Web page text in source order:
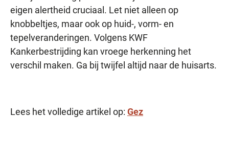
eigen alertheid cruciaal. Let niet alleen op
knobbeltjes, maar ook op huid-, vorm- en
tepelveranderingen. Volgens KWF
Kankerbestrijding kan vroege herkenning het
verschil maken. Ga bij twijfel altijd naar de huisarts.
Lees het volledige artikel op: Gez